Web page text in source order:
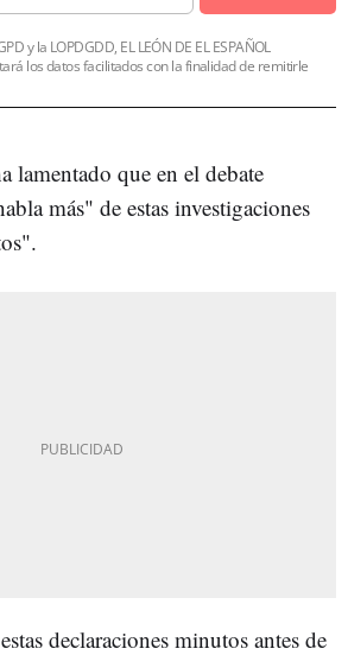
y la LOPDGDD, EL LEÓN DE EL ESPAÑOL
los datos facilitados con la finalidad de remitirle
lamentado que en el debate
más" de estas investigaciones
declaraciones minutos antes de